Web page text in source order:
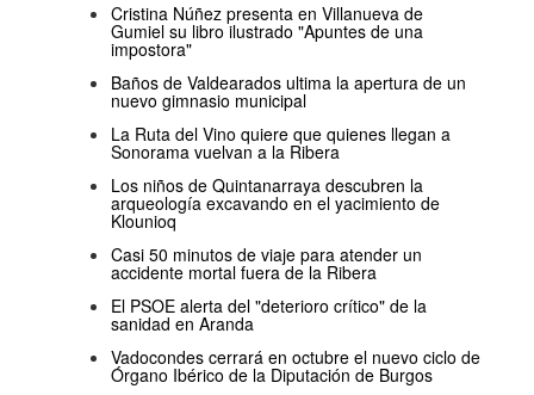
Cristina Núñez presenta en Villanueva de
Gumiel su libro ilustrado "Apuntes de una
impostora"
Baños de Valdearados ultima la apertura de un
nuevo gimnasio municipal
La Ruta del Vino quiere que quienes llegan a
Sonorama vuelvan a la Ribera
Los niños de Quintanarraya descubren la
arqueología excavando en el yacimiento de
Klounioq
Casi 50 minutos de viaje para atender un
accidente mortal fuera de la Ribera
El PSOE alerta del "deterioro crítico" de la
sanidad en Aranda
Vadocondes cerrará en octubre el nuevo ciclo de
Órgano Ibérico de la Diputación de Burgos